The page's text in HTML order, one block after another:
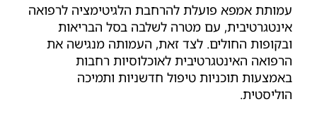
אמפא פועלת להרחבת הלגיטימציה לרפואה
עם מטרה לשלבה בסל הבריאות
החולים. לצד זאת, העמותה מנגישה את
האינטגרטיבית לאוכלוסיות רחבות
תוכניות טיפול חדשניות ותמיכה